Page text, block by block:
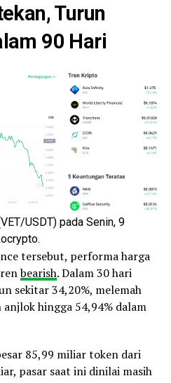
Turun
90 Hari
USDT) pada Senin, 9
tersebut, performa harga
bearish. Dalam 30 hari
sekitar 34,20%, melemah
hingga 54,94% dalam
85,99 miliar token dari
pasar saat ini dinilai masih